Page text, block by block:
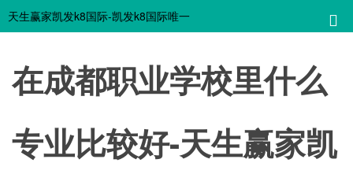
天生赢家凯发k8国际-凯发k8国际唯一
在成都职业学校里什么
专业比较好-天生赢家凯